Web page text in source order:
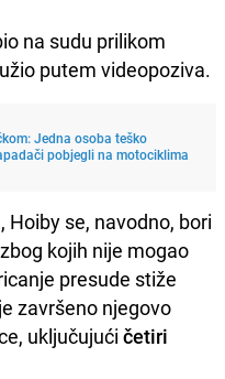
na sudu prilikom
putem videopoziva.
Jedna osoba teško
pobjegli na motociklima
, Hoiby se, navodno, bori
kojih nije mogao
presude stiže
završeno njegovo
uključujući četiri